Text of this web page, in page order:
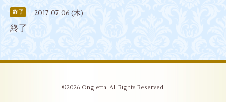
終了 2017-07-06 (木)
終了
©2026 Ongletta. All Rights Reserved.